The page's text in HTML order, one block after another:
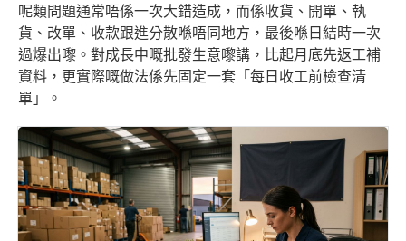
呢類問題通常唔係一次大錯造成，而係收貨、開單、執
貨、改單、收款跟進分散喺唔同地方，最後喺日結時一次
過爆出嚟。對成長中嘅批發生意嚟講，比起月底先返工補
資料，更實際嘅做法係先固定一套「每日收工前檢查清
單」。